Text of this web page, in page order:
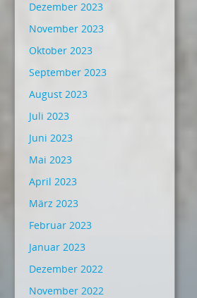
Dezember 2023
November 2023
Oktober 2023
September 2023
August 2023
Juli 2023
Juni 2023
Mai 2023
April 2023
März 2023
Februar 2023
Januar 2023
Dezember 2022
November 2022